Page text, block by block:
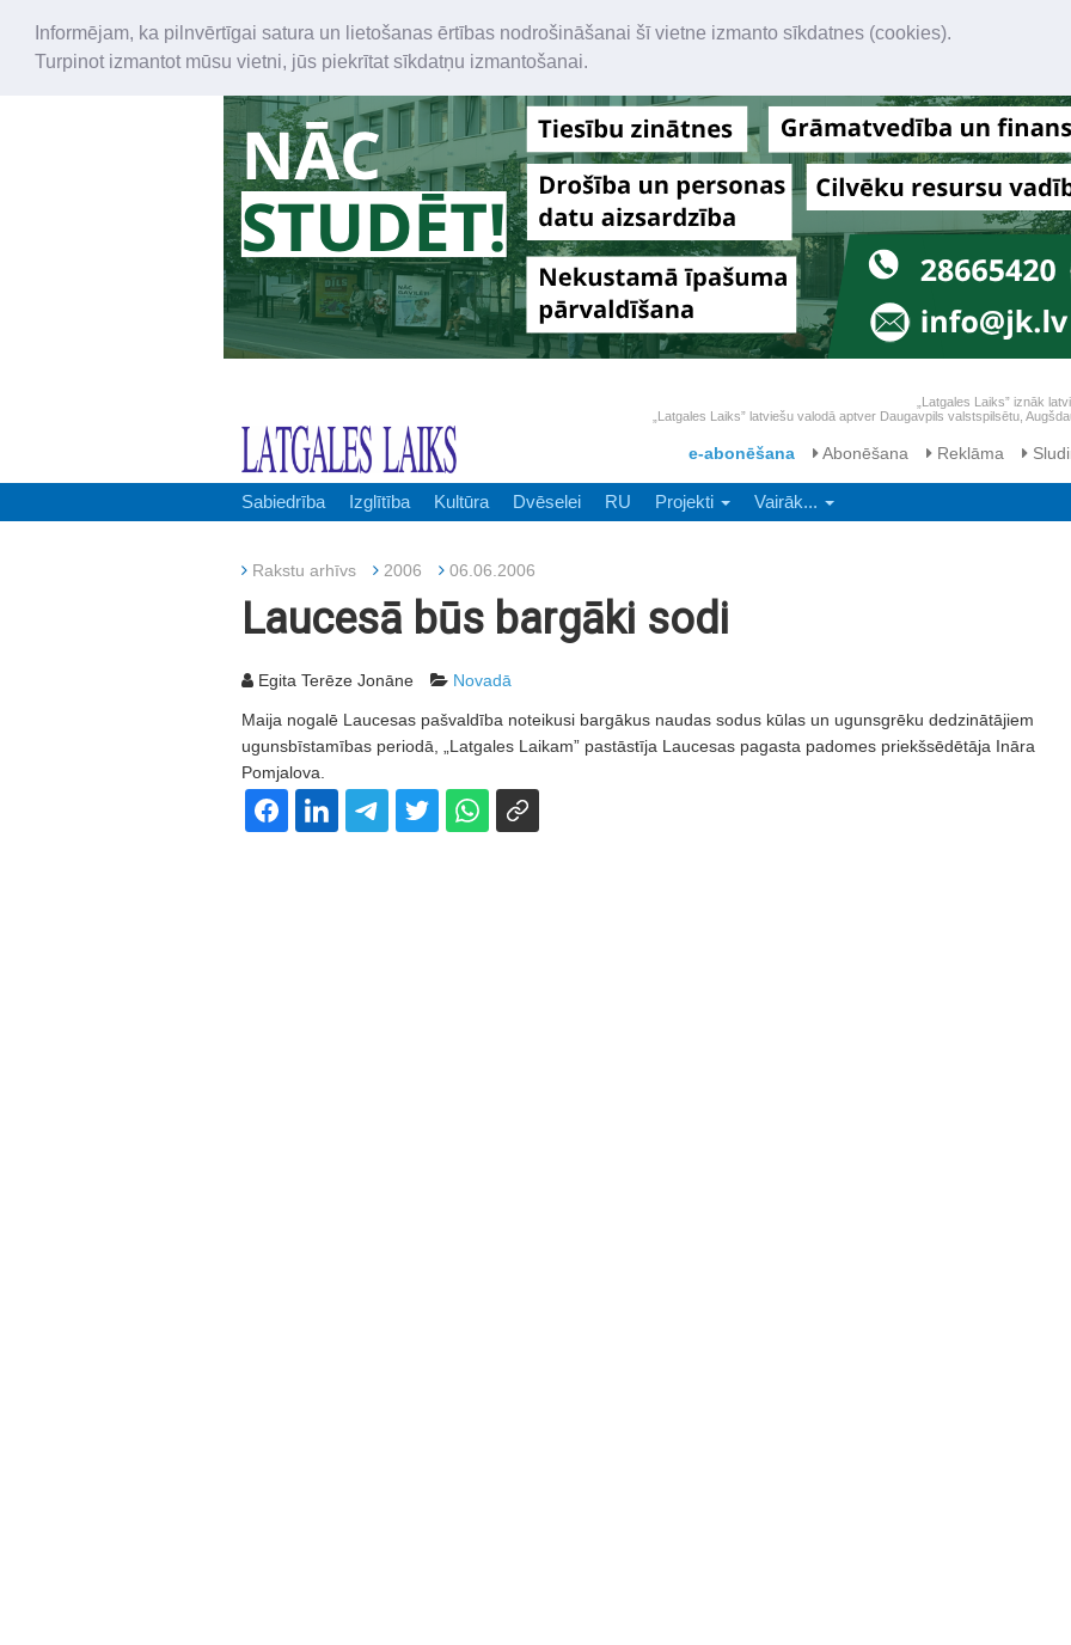
Informējam, ka pilnvērtīgai satura un lietošanas ērtības nodrošināšanai šī vietne izmanto sīkdatnes (cookies).
Turpinot izmantot mūsu vietni, jūs piekrītat sīkdatņu izmantošanai.
„Latgales Laiks” iznāk
„Latgales Laiks” latviešu valodā aptver Daugavpils valstspilsētu,
e-abonēšana Abonēšana Reklāma
Sabiedrība Izglītība Kultūra Dvēselei RU Projekti Vairāk...
Rakstu arhīvs 2006 06.06.2006
Laucesā būs bargāki sodi
Egita Terēze Jonāne Novadā
Maija nogalē Laucesas pašvaldība noteikusi bargākus naudas sodus kūlas un ugunsgrēku dedzinātājiem
ugunsbīstamības periodā, „Latgales Laikam” pastāstīja Laucesas pagasta padomes priekšsēdētāja Ināra
Pomjalova.